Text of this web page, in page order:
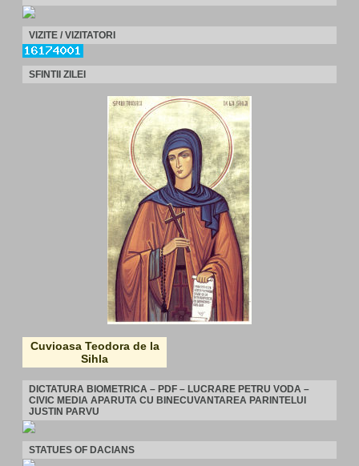
VIZITE / VIZITATORI
SFINTII ZILEI
Cuvioasa Teodora de la
Sihla
DICTATURA BIOMETRICA – PDF – LUCRARE PETRU VODA –
CIVIC MEDIA APARUTA CU BINECUVANTAREA PARINTELUI
JUSTIN PARVU
STATUES OF DACIANS